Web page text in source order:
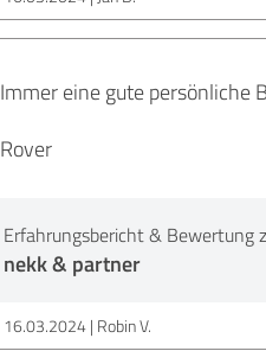
Immer eine gute persönliche
Rover
Erfahrungsbericht & Bewertung
nekk & partner
16.03.2024 Robin V.